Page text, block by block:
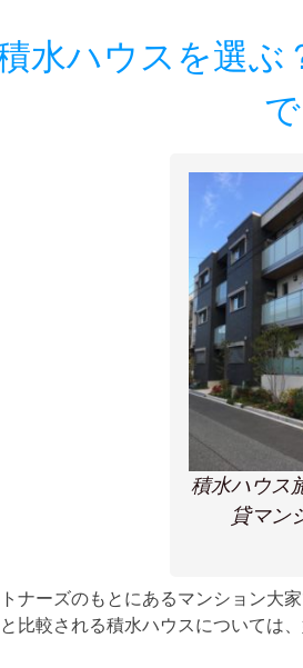
水ハウスを選ぶ
積水ハウス
貸マン
ナーズのもとにあるマンション大
比較される積水ハウスについては